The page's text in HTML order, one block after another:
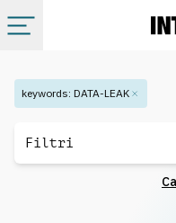
Categorie
keywords: DATA-LEAK
Filtri